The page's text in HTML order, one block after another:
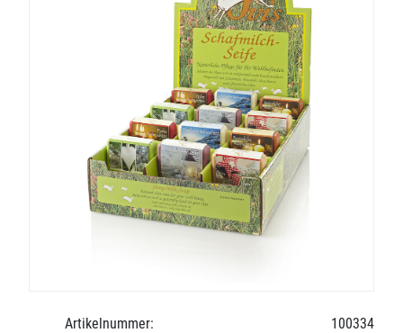
Artikelnummer: 100334